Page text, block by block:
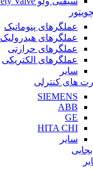
عملگرهای پنوماتیک
عملگرهای هیدرولیک
عملگرهای حرارتی
عملگرهای الکتریکی
سایر
های کنترلی
SIEMENS
ABB
GE
HITA CHI
سایر